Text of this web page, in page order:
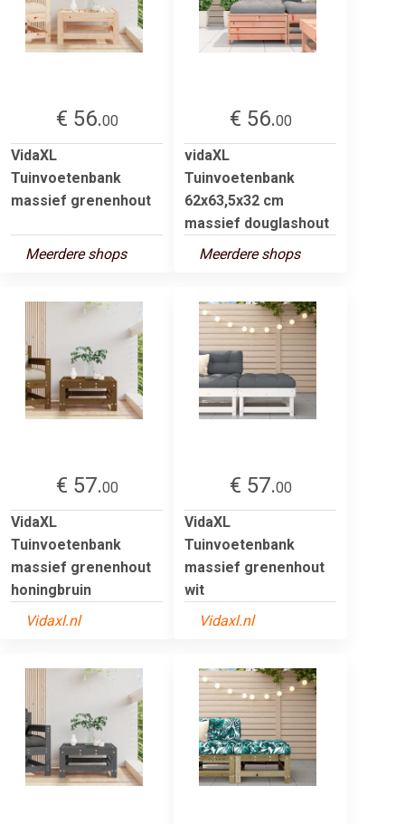
€ 56.00
VidaXL
Tuinvoetenbank
massief grenenhout
Meerdere shops
€ 56.00
vidaXL
Tuinvoetenbank
62x63,5x32 cm
massief douglashout
Meerdere shops
€ 57.00
VidaXL
Tuinvoetenbank
massief grenenhout
honingbruin
Vidaxl.nl
€ 57.00
VidaXL
Tuinvoetenbank
massief grenenhout
wit
Vidaxl.nl